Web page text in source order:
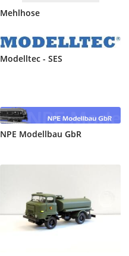
Mehlhose
Modelltec - SES
NPE Modellbau GbR